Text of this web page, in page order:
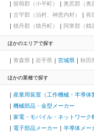
留萌郡（小平町）
奥尻郡（奥
古宇郡（泊村、神恵内村）
有
積丹郡（積丹町）
阿寒郡（鶴
ほかのエリアで探す
青森県 岩手県 宮城県 秋田
ほかの業種で探す
産業用装置（工作機械・半導
機械部品・金型メーカー
家電・モバイル・ネットワーク
電子部品メーカー
半導体メー